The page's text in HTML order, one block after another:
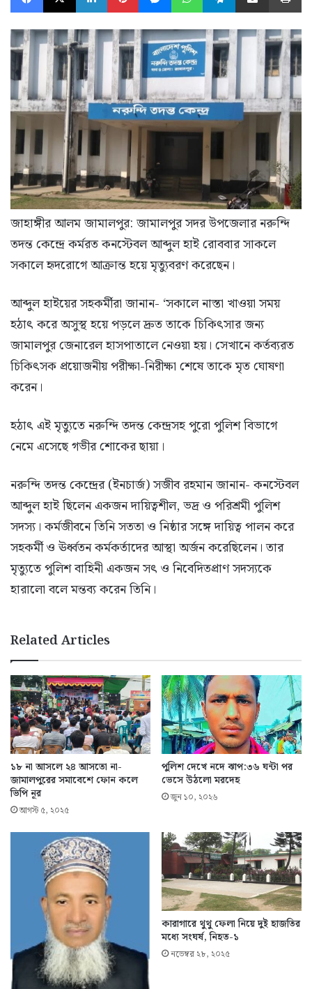
জাহাঙ্গীর আলম জামালপুর: জামালপুর সদর উপজেলার নরুন্দি
তদন্ত কেন্দ্রে কর্মরত কনস্টেবল আব্দুল হাই রোববার সাকলে
সকালে হৃদরোগে আক্রান্ত হয়ে মৃত্যুবরণ করেছেন।
আব্দুল হাইয়ের সহকর্মীরা জানান- ‘সকালে নাস্তা খাওয়া সময়
হঠাৎ করে অসুস্থ হয়ে পড়লে দ্রুত তাকে চিকিৎসার জন্য
জামালপুর জেনারেল হাসপাতালে নেওয়া হয়। সেখানে কর্তব্যরত
চিকিৎসক প্রয়োজনীয় পরীক্ষা-নিরীক্ষা শেষে তাকে মৃত ঘোষণা
করেন।
হঠাৎ এই মৃত্যুতে নরুন্দি তদন্ত কেন্দ্রসহ পুরো পুলিশ বিভাগে
নেমে এসেছে গভীর শোকের ছায়া।
নরুন্দি তদন্ত কেন্দ্রের (ইনচার্জ) সজীব রহমান জানান- কনস্টেবল
আব্দুল হাই ছিলেন একজন দায়িত্বশীল, ভদ্র ও পরিশ্রমী পুলিশ
সদস্য। কর্মজীবনে তিনি সততা ও নিষ্ঠার সঙ্গে দায়িত্ব পালন করে
সহকর্মী ও ঊর্ধ্বতন কর্মকর্তাদের আস্থা অর্জন করেছিলেন। তার
মৃত্যুতে পুলিশ বাহিনী একজন সৎ ও নিবেদিতপ্রাণ সদস্যকে
হারালো বলে মন্তব্য করেন তিনি।
Related Articles
১৮ না আসলে ২৪ আসতো না-
জামালপুরের সমাবেশে ফোন কলে
ভিপি নূর
আগস্ট ৫, ২০২৫
পুলিশ দেখে নদে ঝাপ:৩৬ ঘন্টা পর
ভেসে উঠলো মরদেহ
জুন ১০, ২০২৬
কারাগারে থুথু ফেলা নিয়ে দুই হাজতির
মধ্যে সংঘর্ষ, নিহত-১
নভেম্বর ২৮, ২০২৫